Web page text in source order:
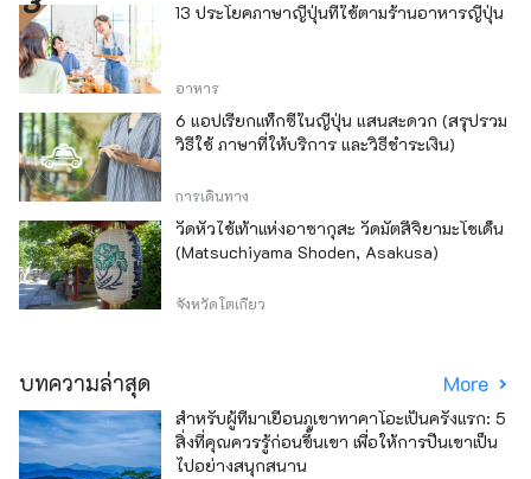
13 ประโยคภาษาญี่ปุ่นที่ใช้ตามร้านอาหารญี่ปุ่น
อาหาร
6 แอปเรียกแท็กซี่ในญี่ปุ่น แสนสะดวก (สรุปรวม
วิธีใช้ ภาษาที่ให้บริการ และวิธีชำระเงิน)
การเดินทาง
วัดหัวไช้เท้าแห่งอาซากุสะ วัดมัตสึจิยามะโชเด็น
(Matsuchiyama Shoden, Asakusa)
จังหวัดโตเกียว
บทความล่าสุด More
สำหรับผู้ที่มาเยือนภูเขาทาคาโอะเป็นครั้งแรก: 5
สิ่งที่คุณควรรู้ก่อนขึ้นเขา เพื่อให้การปีนเขาเป็น
ไปอย่างสนุกสนาน